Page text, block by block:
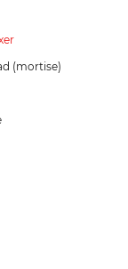
(mortise)